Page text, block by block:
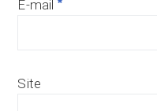
E-mail
Site